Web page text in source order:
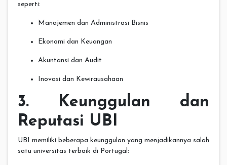
seperti:
Manajemen dan Administrasi Bisnis
Ekonomi dan Keuangan
Akuntansi dan Audit
Inovasi dan Kewirausahaan
3. Keunggulan dan
Reputasi UBI
UBI memiliki beberapa keunggulan yang menjadikannya salah
satu universitas terbaik di Portugal: